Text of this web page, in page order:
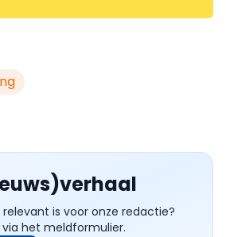
is voor onze redactie?
het meldformulier.